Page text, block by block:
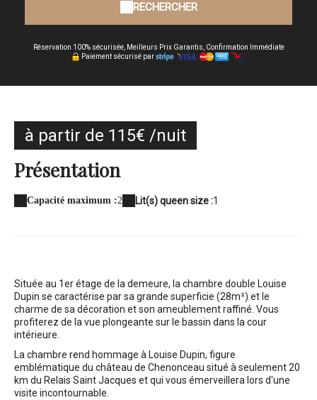
RECHERCHER
Réservation 100% sécurisée, Meilleurs Prix Garantis, Confirmation Immédiate
Paiement sécurisé par
à partir de 115€ /nuit
Présentation
Capacité maximum :2 Lit(s) queen size :1
Située au 1er étage de la demeure, la chambre double Louise
Dupin se caractérise par sa grande superficie (28m²) et le
charme de sa décoration et son ameublement raffiné. Vous
profiterez de la vue plongeante sur le bassin dans la cour
intérieure.
La chambre rend hommage à Louise Dupin, figure
emblématique du château de Chenonceau situé à seulement 20
km du Relais Saint Jacques et qui vous émerveillera lors d'une
visite incontournable.